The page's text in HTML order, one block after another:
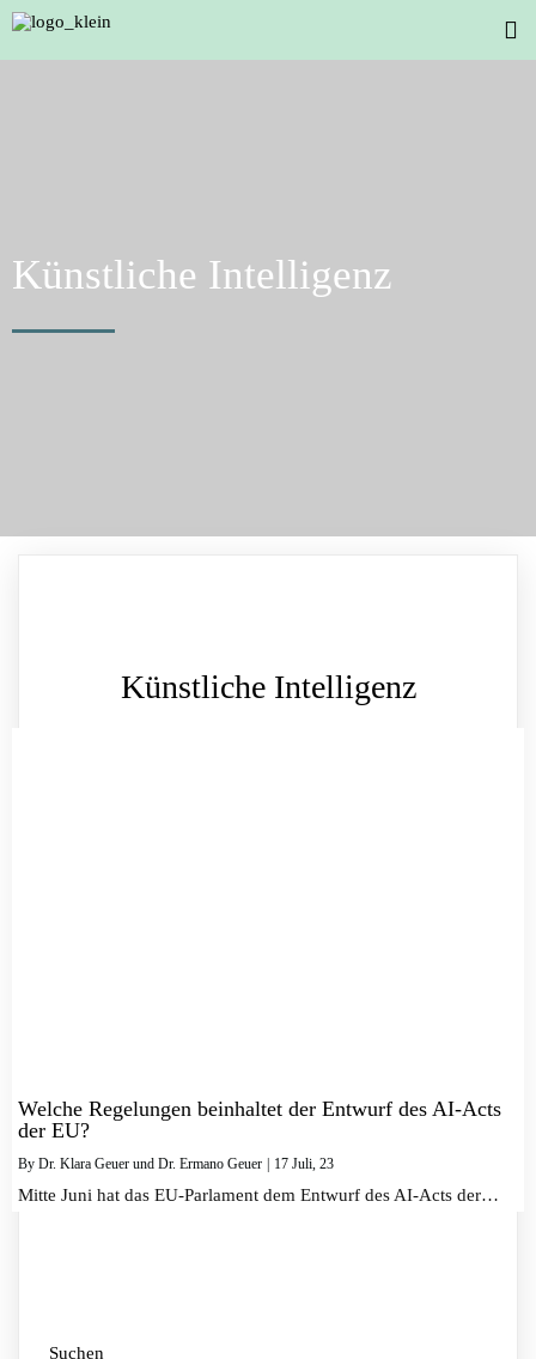
Künstliche Intelligenz
Künstliche Intelligenz
Welche Regelungen beinhaltet der Entwurf des AI-Acts
der EU?
By Dr. Klara Geuer und Dr. Ermano Geuer | 17 Juli, 23
Mitte Juni hat das EU-Parlament dem Entwurf des AI-Acts der…
Suchen